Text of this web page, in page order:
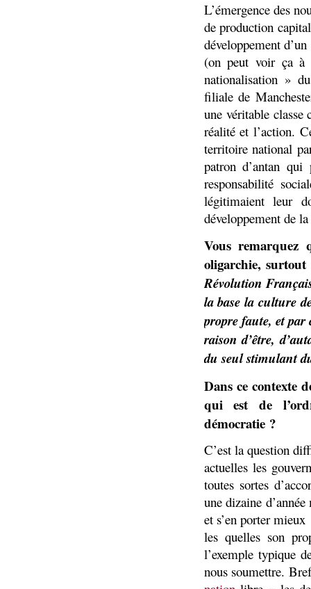
L’émergence des
de production
développement
(on peut voir ça à
nationalisation »
filiale de
une véritable
réalité et l’action.
territoire national
patron d’antan
responsabilité
légitimaient leur
développement de
Vous remarquez
oligarchie,
Révolution
la base la culture
propre faute, et par
raison d’être,
du seul stimulant
Dans ce contexte
qui est de
démocratie ?
C’est la question
actuelles les
toutes sortes
une dizaine
et s’en porter
les quelles son
l’exemple typique
nous soumettre.